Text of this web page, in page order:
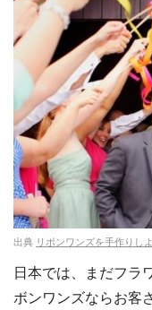
出典 リボンワンズを手作りし
日本では、まだフラ
ボンワンズならお客